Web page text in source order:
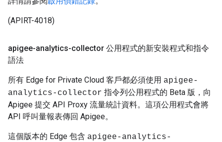
(APIRT-4018)
apigee-analytics-collector 公用程式的新安裝程式和指令
語法
所有 Edge for Private Cloud 客戶都必須使用 apigee-
analytics-collector 指令列公用程式的 Beta 版，向
Apigee 提交 API Proxy 流量統計資料。這項公用程式會將
API 呼叫量報表傳回 Apigee。
這個版本的 Edge 包含 apigee-analytics-